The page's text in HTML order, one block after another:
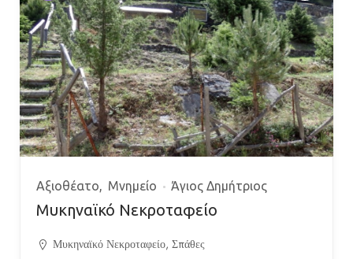
Αξιοθέατο Μνημείο Άγιος Δημήτριος
Μυκηναϊκό Νεκροταφείο
Μυκηναϊκό Νεκροταφείο, Σπάθες